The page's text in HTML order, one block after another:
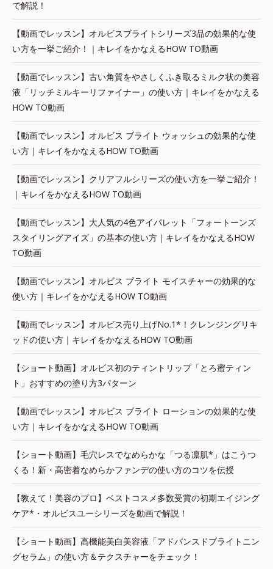
で解説！
【動画でレッスン】オルビスブライトシリーズ3品の効果的な使
い方を一挙ご紹介！｜キレイをかなえるHOW TO動画
【動画でレッスン】古い角質をやさしくふき取るミルク状の美容
液「リッチミルキーリファイナー」の使い方｜キレイをかなえる
HOW TO動画
【動画でレッスン】オルビス ブライト ウォッシュの効果的な使
い方｜キレイをかなえるHOW TO動画
【動画でレッスン】クリアフルシリーズの使い方を一挙ご紹介！
｜キレイをかなえるHOW TO動画
【動画でレッスン】大人気の4色アイパレット「フォートーンズ
スタイリングアイズ」の基本の使い方｜キレイをかなえるHOW
TO動画
【動画でレッスン】オルビス ブライト モイスチャーの効果的な
使い方｜キレイをかなえるHOW TO動画
【動画でレッスン】オルビス売り上げNo.1*！クレンジングリキ
ッドの使い方｜キレイをかなえるHOW TO動画
【ショート動画】オルビス初のティントリップ「とろ蜜ティン
ト」おすすめの塗り方3パターン
【動画でレッスン】オルビス ブライト ローションの効果的な使
い方｜キレイをかなえるHOW TO動画
【ショート動画】毛穴レスでなめらかな「つる凛肌*」はこうつ
くる！新・高密着なめらかファンデの使い方のコツを伝授
【教えて！美容のプロ】ベストコスメ多数受賞の初期エイジング
ケア*・オルビスユーシリーズを動画で解説！
【ショート動画】高機能美白美容液「アドバンスドブライトニン
グセラム」の使い方＆テクスチャーをチェック！